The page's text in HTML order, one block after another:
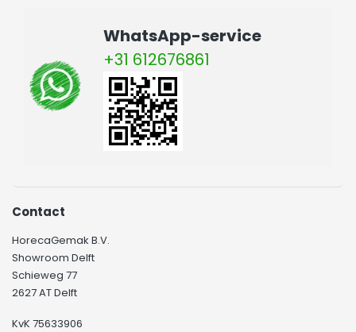
WhatsApp-service
+31 612676861
Contact
HorecaGemak B.V.
Showroom Delft
Schieweg 77
2627 AT Delft
KvK 75633906